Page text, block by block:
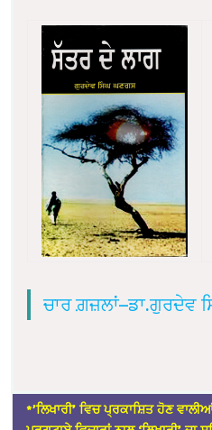
ਚਾਰ ਗ਼ਜ਼ਲਾਂ–ਡਾ.ਗੁਰਦੇਵ
*’ਲਿਖਾਰੀ’ ਵਿਚ ਪ੍ਰਕਾਸ਼ਿਤ ਹੋਣ